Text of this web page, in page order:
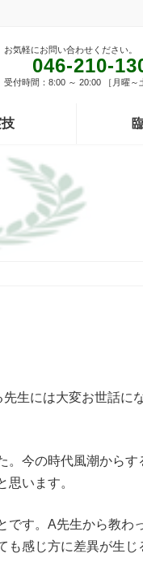
お気軽にお問い合わせください。
046-210-
受付時間：8:00 ～ 20:00 ［月曜～
生には大変お世話に
今の時代風潮から
います。
す。A先生から教わ
感じ方に差異が生じ